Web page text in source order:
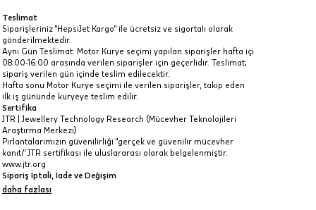
ancak
Taksit Toplamı
54.420 ₺
54.420 ₺
Teslimat
Siparişleriniz "HepsiJet Kargo" ile ücretsiz ve sigortalı olarak
gönderilmektedir.
Aynı Gün Teslimat: Motor Kurye seçimi yapılan siparişler hafta içi
08:00-16:00 arasında verilen siparişler için geçerlidir. Teslimat;
sipariş verilen gün içinde teslim edilecektir.
Hafta sonu Motor Kurye seçimi ile verilen siparişler, takip eden
ilk iş gününde kuryeye teslim edilir.
Sertifika
JTR | Jewellery Technology Research (Mücevher Teknolojileri
Araştırma Merkezi)
Pırlantalarımızın güvenilirliği "gerçek ve güvenilir mücevher
kanıtı" JTR sertifikası ile uluslararası olarak belgelenmiştir.
www.jtr.org
Sipariş İptali, İade ve Değişim
İptal: Kargoya verilmeyen veya faturası oluşmayan siparişlerinizi
daha fazlası